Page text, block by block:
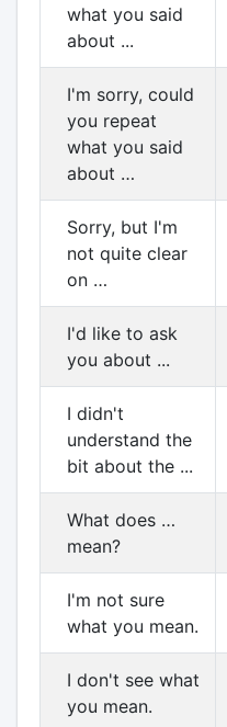
what you said
about ...
I'm sorry, could
you repeat
what you said
about …
Sorry, but I'm
not quite clear
on …
I'd like to ask
you about ...
I didn't
understand the
bit about the ...
What does …
mean?
I'm not sure
what you mean.
I don't see what
you mean.